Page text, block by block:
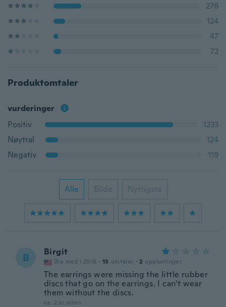
276
124
47
72
Produktomtaler
vurderinger
Positiv
1233
Nøytral
124
Negativ
119
Alle Bilde Nyttigste
B Birgit
Ble med i 2016 · 13 omtaler · 2 opplastinger
The earrings were missing the little rubber
discs that go on the earrings. I can't wear
them without the discs.
ca. 2 år siden